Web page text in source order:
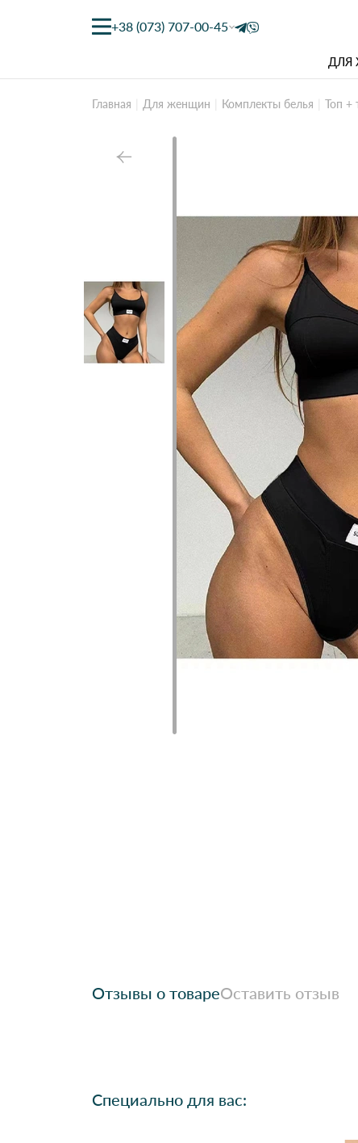
+38 (073) 707-00-45
Главная Для женщин Комплекты белья Топ +
Отзывы о товареОставить отзыв
Специально для вас: